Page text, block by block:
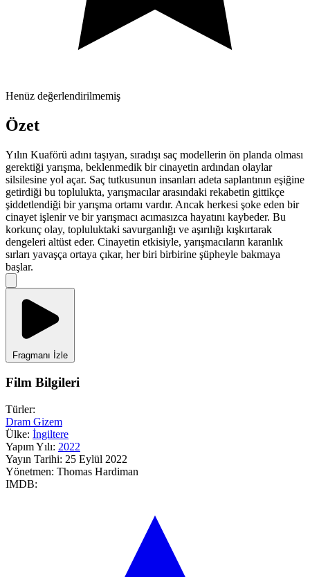
Henüz değerlendirilmemiş
Özet
Yılın Kuaförü adını taşıyan, sıradışı saç modellerin ön planda olması
gerektiği yarışma, beklenmedik bir cinayetin ardından olaylar
silsilesine yol açar. Saç tutkusunun insanları adeta saplantının eşiğine
getirdiği bu toplulukta, yarışmacılar arasındaki rekabetin gittikçe
şiddetlendiği bir yarışma ortamı vardır. Ancak herkesi şoke eden bir
cinayet işlenir ve bir yarışmacı acımasızca hayatını kaybeder. Bu
korkunç olay, topluluktaki savurganlığı ve aşırılığı kışkırtarak
dengeleri altüst eder. Cinayetin etkisiyle, yarışmacıların karanlık
sırları yavaşça ortaya çıkar, her biri birbirine şüpheyle bakmaya
başlar.
Fragmanı İzle
Film Bilgileri
Türler:
Dram Gizem
Ülke: İngiltere
Yapım Yılı: 2022
Yayın Tarihi: 25 Eylül 2022
Yönetmen: Thomas Hardiman
IMDB: